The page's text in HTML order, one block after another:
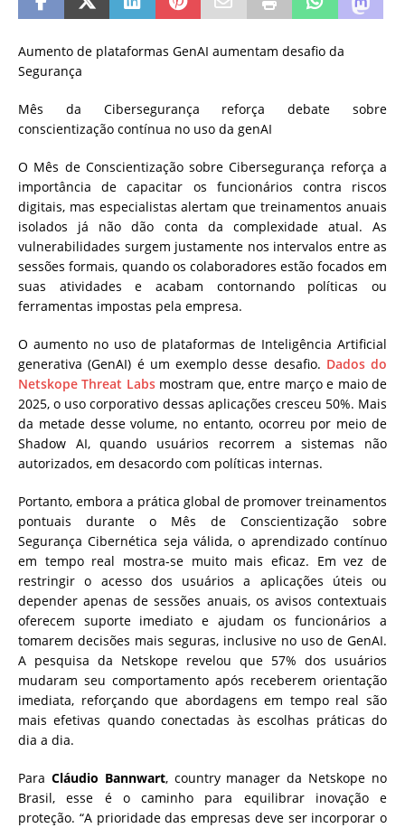
Aumento de plataformas GenAI aumentam desafio da
Segurança
Mês da Cibersegurança reforça debate sobre
conscientização contínua no uso da genAI
O Mês de Conscientização sobre Cibersegurança reforça a
importância de capacitar os funcionários contra riscos
digitais, mas especialistas alertam que treinamentos anuais
isolados já não dão conta da complexidade atual. As
vulnerabilidades surgem justamente nos intervalos entre as
sessões formais, quando os colaboradores estão focados em
suas atividades e acabam contornando políticas ou
ferramentas impostas pela empresa.
O aumento no uso de plataformas de Inteligência Artificial
generativa (GenAI) é um exemplo desse desafio. Dados do
Netskope Threat Labsmostram que, entre março e maio de
2025, o uso corporativo dessas aplicações cresceu 50%. Mais
da metade desse volume, no entanto, ocorreu por meio de
Shadow AI, quando usuários recorrem a sistemas não
autorizados, em desacordo com políticas internas.
Portanto, embora a prática global de promover treinamentos
pontuais durante o Mês de Conscientização sobre
Segurança Cibernética seja válida, o aprendizado contínuo
em tempo real mostra-se muito mais eficaz. Em vez de
restringir o acesso dos usuários a aplicações úteis ou
depender apenas de sessões anuais, os avisos contextuais
oferecem suporte imediato e ajudam os funcionários a
tomarem decisões mais seguras, inclusive no uso de GenAI.
A pesquisa da Netskope revelou que 57% dos usuários
mudaram seu comportamento após receberem orientação
imediata, reforçando que abordagens em tempo real são
mais efetivas quando conectadas às escolhas práticas do
dia a dia.
Para Cláudio Bannwart, country manager da Netskope no
Brasil, esse é o caminho para equilibrar inovação e
proteção. “A prioridade das empresas deve ser incorporar o